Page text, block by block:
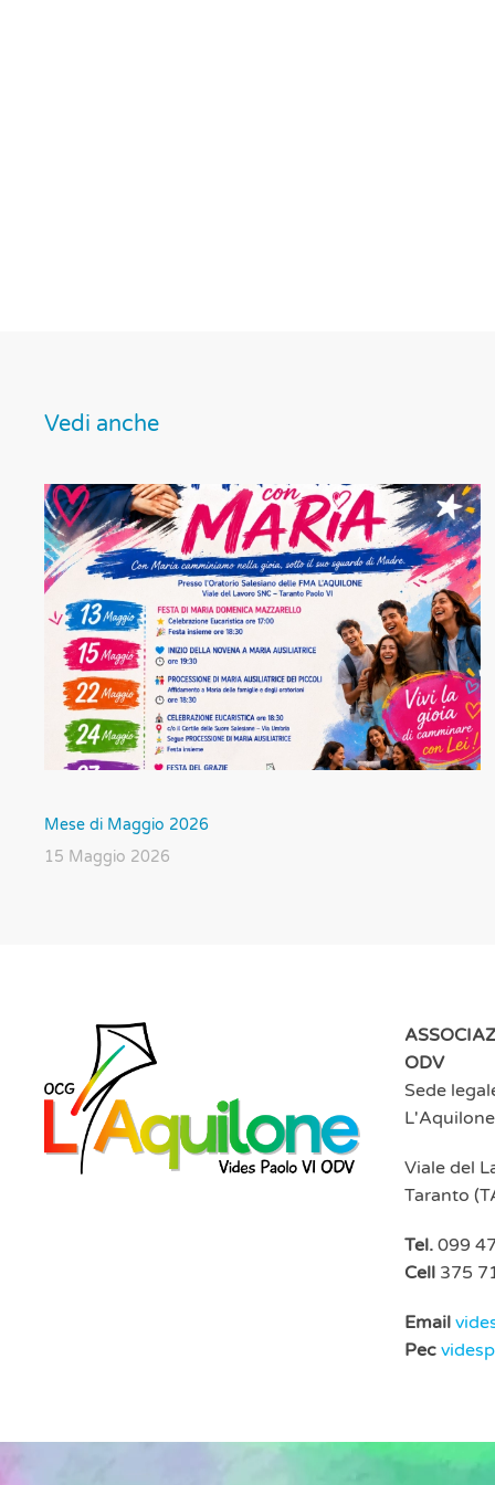
Vedi anche
Mese di Maggio 2026
15 Maggio 2026
ODV
Sede
L'Aquilone
Viale del
Taranto
Tel. 099
Cell 375
Email
Pec